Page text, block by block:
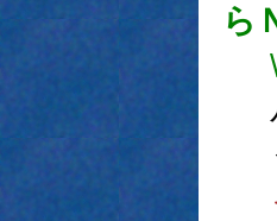
ら